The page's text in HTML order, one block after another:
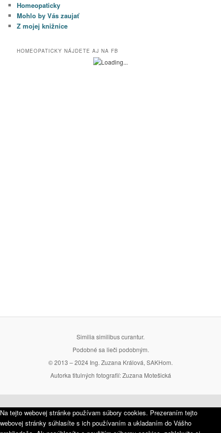
Homeopaticky
Mohlo by Vás zaujať
Z mojej knižnice
HOMEOPATICKY NÁJDETE AJ NA FB
Similia similibus curantur.
Podobné sa lieči podobným.
© 2013 – 2024 Ing. Zuzana Králová, SAKHom.
Autorka titulných fotografií: Zuzana Motešická
Na tejto webovej stránke používam súbory cookies. Prezeraním tejto
webovej stránky súhlasíte s ich používaním a ukladaním do Vášho